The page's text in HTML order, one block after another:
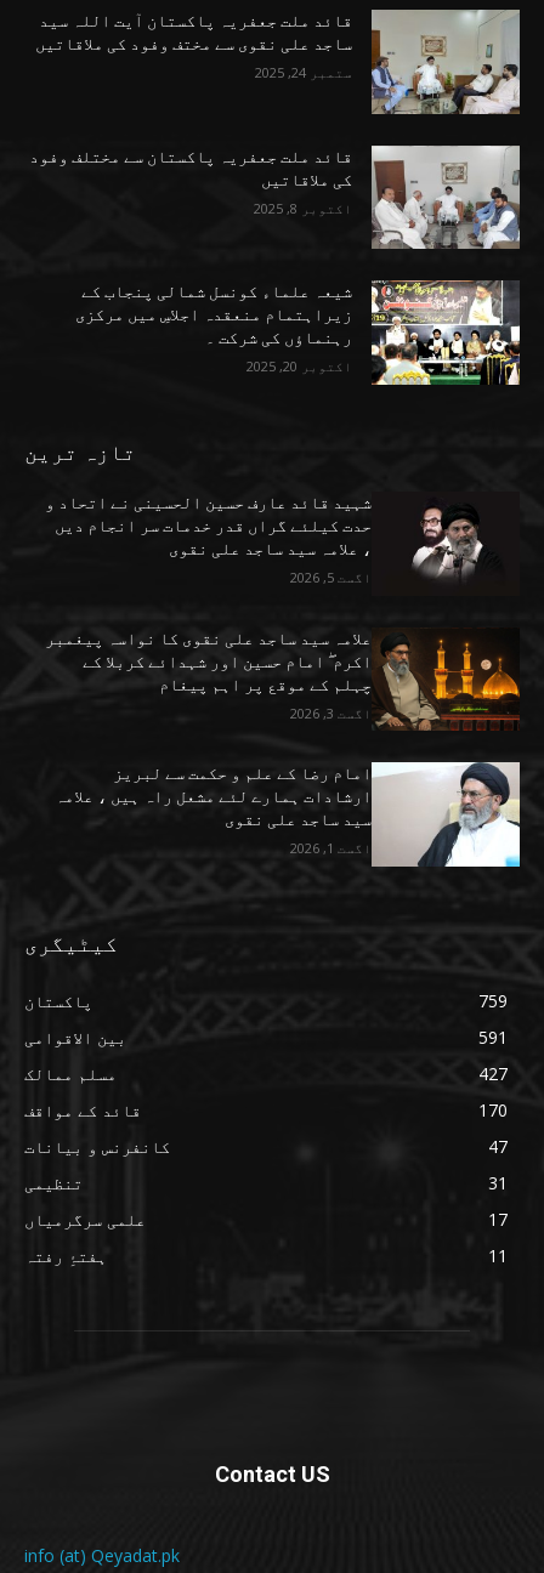
قائد ملت جعفریہ پاکستان آیت اللہ سید
ساجد علی نقوی سے مختف وفود کی ملاقاتیں
ستمبر 24, 2025
قائد ملت جعفریہ پاکستان سے مختلف وفود
کی ملاقاتیں
اکتوبر 8, 2025
شیعہ علماء کونسل شمالی پنجاب کے
زیراہتمام منعقدہ اجلاسِ میں مرکزی
رہنماؤں کی شرکت ۔
اکتوبر 20, 2025
تازہ ترین
شہید قائد عارف حسین الحسینی نے اتحاد و
حدت کیلئے گراں قدر خدمات سر انجام دیں
، علامہ سید ساجد علی نقوی
اگست 5, 2026
علامہ سید ساجد علی نقوی کا نواسہ پیغمبر
اکرم ۖ امام حسین اور شہدائے کربلا کے
چہلم کے موقع پر اہم پیغام
اگست 3, 2026
امام رضا کے علم و حکمت سے لبریز
ارشادات ہمارے لئے مشعل راہ ہیں ، علامہ
سید ساجد علی نقوی
اگست 1, 2026
کیٹیگری
پاکستان
759
بین الاقوامی
591
مسلم ممالک
427
قائد کے مواقف
170
کانفرنس و بیانات
47
تنظیمی
31
علمی سرگرمیاں
17
ہفتۂِ رفتہ
11
Contact US
info (at) Qeyadat.pk